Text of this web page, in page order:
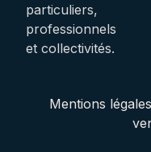
particuliers,
professionnels
et collectivités.
Mentions légales